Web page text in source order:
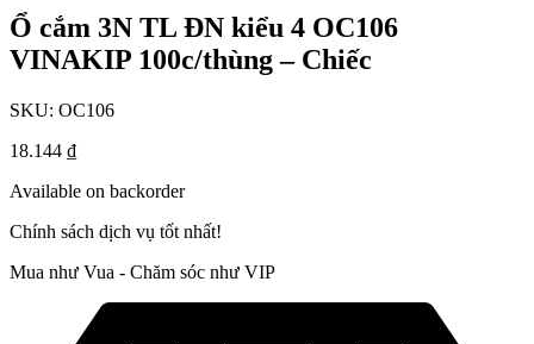
Ổ cắm 3N TL ĐN kiểu 4 OC106
VINAKIP 100c/thùng – Chiếc
SKU: OC106
18.144 ₫
Available on backorder
Chính sách dịch vụ tốt nhất!
Mua như Vua - Chăm sóc như VIP